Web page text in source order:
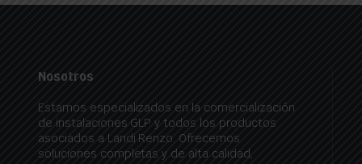
Nosotros
Estamos especializados en la comercialización
de instalaciones GLP y todos los productos
asociados a Landi Renzo. Ofrecemos
soluciones completas y de alta calidad,